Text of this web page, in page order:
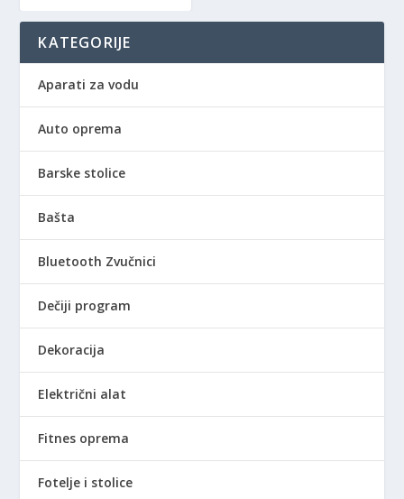
KATEGORIJE
Aparati za vodu
Auto oprema
Barske stolice
Bašta
Bluetooth Zvučnici
Dečiji program
Dekoracija
Električni alat
Fitnes oprema
Fotelje i stolice